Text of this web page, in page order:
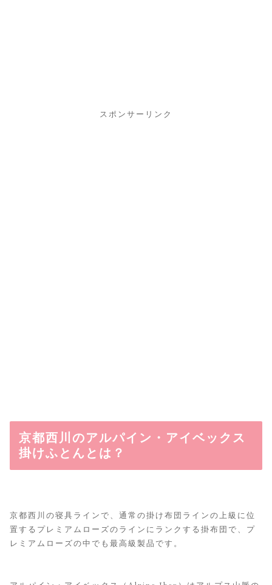
スポンサーリンク
京都西川のアルパイン・アイベックス
掛けふとんとは？
京都西川の寝具ラインで、通常の掛け布団ラインの上級に位
置するプレミアムローズのラインにランクする掛布団で、プ
レミアムローズの中でも最高級製品です。